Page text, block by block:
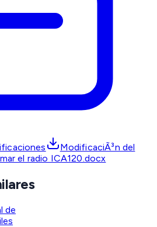
ModificaciÃ³n del
el radio ICA120.docx